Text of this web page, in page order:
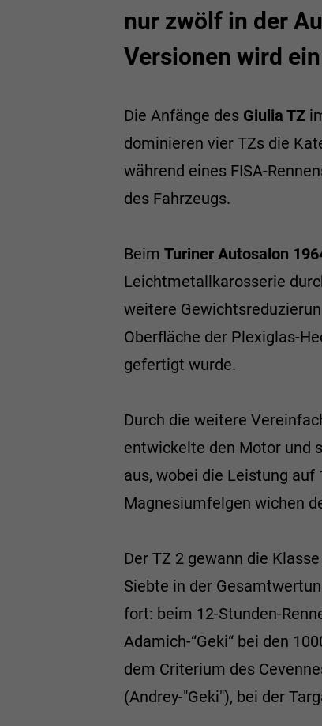
nur zwölf in der
Versionen wird
Die Anfänge des Giulia TZ
dominieren vier TZs die
während eines FISA-
des Fahrzeugs.
Beim Turiner Autosalon
Leichtmetallkarosserie
weitere
Oberfläche der Plexiglas-
gefertigt wurde.
Durch die weitere
entwickelte den Motor und
aus, wobei die Leistung
Magnesiumfelgen wichen
Der TZ 2 gewann die
Siebte in der
fort: beim 12-Stunden-
Adamich-“Geki“ bei den
dem Criterium des
(Andrey-"Geki"), bei der